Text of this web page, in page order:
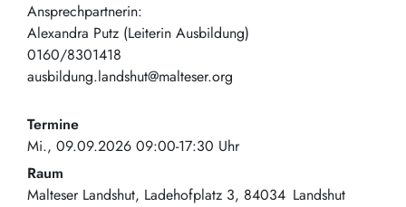
Ansprechpartnerin:
Alexandra Putz (Leiterin Ausbildung)
0160/8301418
ausbildung.landshut@malteser.org
Termine
Mi., 09.09.2026 09:00-17:30 Uhr
Raum
Malteser Landshut Ladehofplatz 3 84034 Landshut